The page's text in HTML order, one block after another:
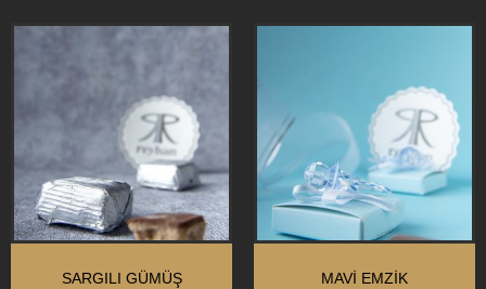
SARGILI GÜMÜŞ MAVI EMZIK